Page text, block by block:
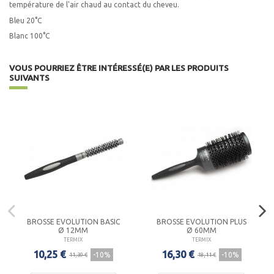
température de l'air chaud au contact du cheveu.
Bleu 20°C
Blanc 100°C
VOUS POURRIEZ ÊTRE INTÉRESSÉ(E) PAR LES PRODUITS
SUIVANTS
BROSSE EVOLUTION BASIC
Ø 12MM
TERMIX
10,25 € 11,39 € -10%
BROSSE EVOLUTION PLUS
Ø 60MM
TERMIX
16,30 € 18,11 € -10%